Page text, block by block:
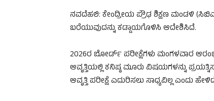
ನವದೆಹಲಿ: ಕೇಂದ್ರೀಯ ಪ್ರೌಢ ಶಿಕ್ಷಣ ಮಂಡಳಿ
ಬರೆಯುವುದನ್ನು ಕಡ್ಡಾಯಗೊಳಿಸಿ ಆದೇಶಿಸಿದೆ.
2026ರ ಬೋರ್ಡ್​ ಪರೀಕ್ಷೆಗಳು ಮಂಗಳವಾರ
ಆವೃತ್ತಿಯಲ್ಲಿ ಕನಿಷ್ಠ ಮೂರು ವಿಷಯಗಳನ್ನು
ಆವೃತ್ತಿ ಪರೀಕ್ಷೆ ಎದುರಿಸಲು ಸಾಧ್ಯವಿಲ್ಲ ಎಂದು